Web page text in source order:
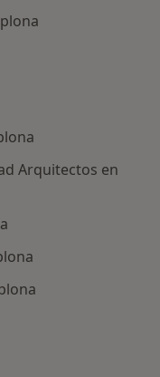
Arquitectos en